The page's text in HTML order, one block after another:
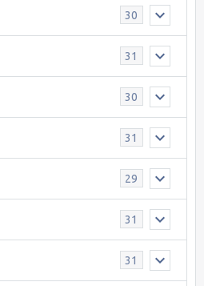
30
31
30
31
29
31
31